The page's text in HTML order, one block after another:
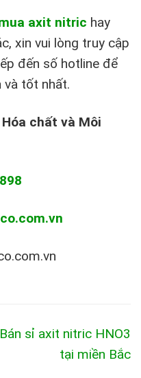
axit nitric hay
xin vui lòng truy cập
đến số hotline để
và tốt nhất.
chất và Môi
Bán sỉ axit nitric HNO3
tại miền Bắc